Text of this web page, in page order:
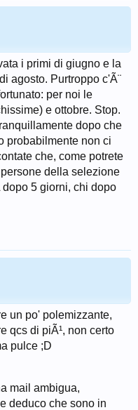
i primi di giugno e la
agosto. Purtroppo c'Ã¨
per noi le
e ottobre. Stop.
dopo che
probabilmente non ci
che, come potrete
della selezione
5 giorni, chi dopo
un po' polemizzante,
qcs di piÃ¹, non certo
pulce ;D
mail ambigua,
deduco che sono in